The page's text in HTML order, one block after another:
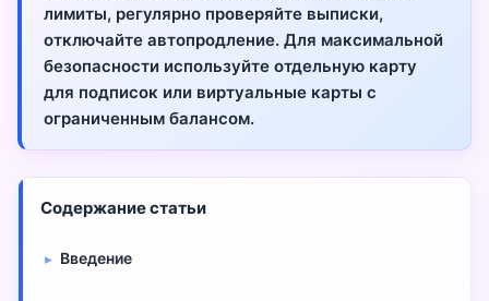
лимиты, регулярно проверяйте выписки,
отключайте автопродление. Для максимальной
безопасности используйте отдельную карту
для подписок или виртуальные карты с
ограниченным балансом.
Содержание статьи
Введение